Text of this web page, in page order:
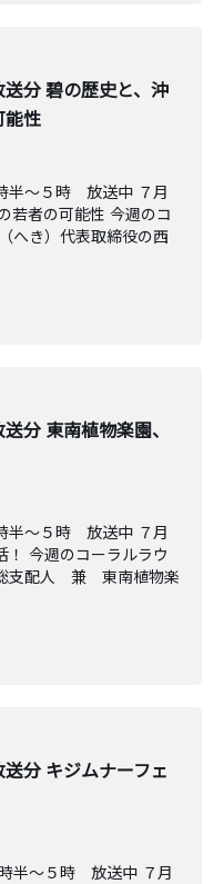
送分 碧の歴史と、沖
能性
半～５時 放送中 ７月
若者の可能性 今週のコ
へき）代表取締役の西
分 東南植物楽園、
半～５時 放送中 ７月
！ 今週のコーラルラウ
支配人 兼 東南植物楽
分 キジムナーフェ
半～５時 放送中 ７月